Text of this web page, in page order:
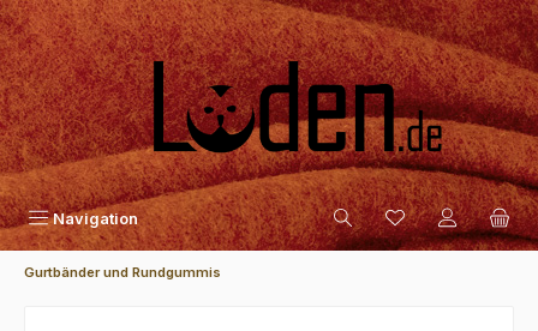
Zum Hauptinhalt springen
Navigation
Gurtbänder und Rundgummis